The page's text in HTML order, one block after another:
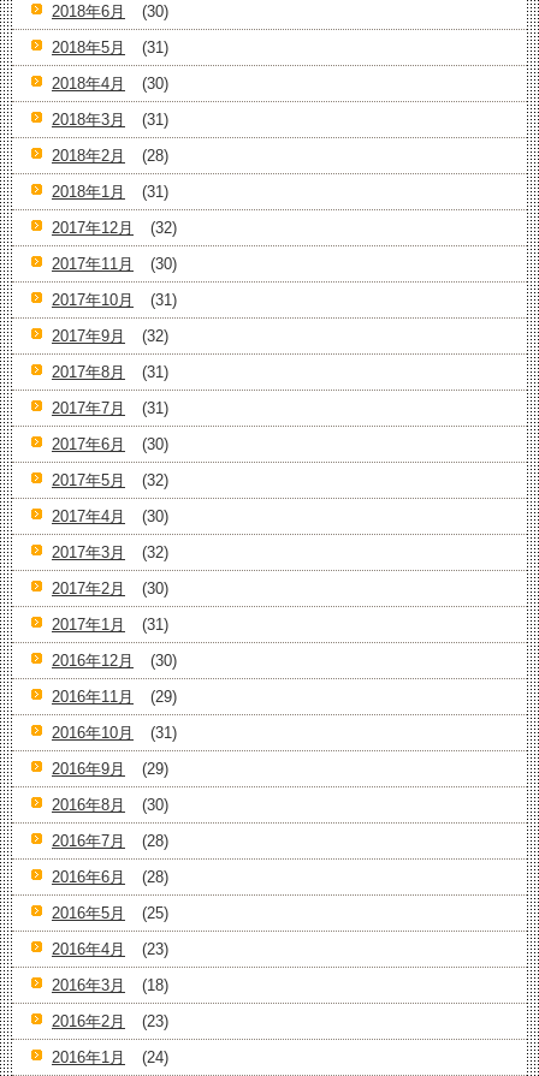
2018年6月
(30)
2018年5月
(31)
2018年4月
(30)
2018年3月
(31)
2018年2月
(28)
2018年1月
(31)
2017年12月
(32)
2017年11月
(30)
2017年10月
(31)
2017年9月
(32)
2017年8月
(31)
2017年7月
(31)
2017年6月
(30)
2017年5月
(32)
2017年4月
(30)
2017年3月
(32)
2017年2月
(30)
2017年1月
(31)
2016年12月
(30)
2016年11月
(29)
2016年10月
(31)
2016年9月
(29)
2016年8月
(30)
2016年7月
(28)
2016年6月
(28)
2016年5月
(25)
2016年4月
(23)
2016年3月
(18)
2016年2月
(23)
2016年1月
(24)